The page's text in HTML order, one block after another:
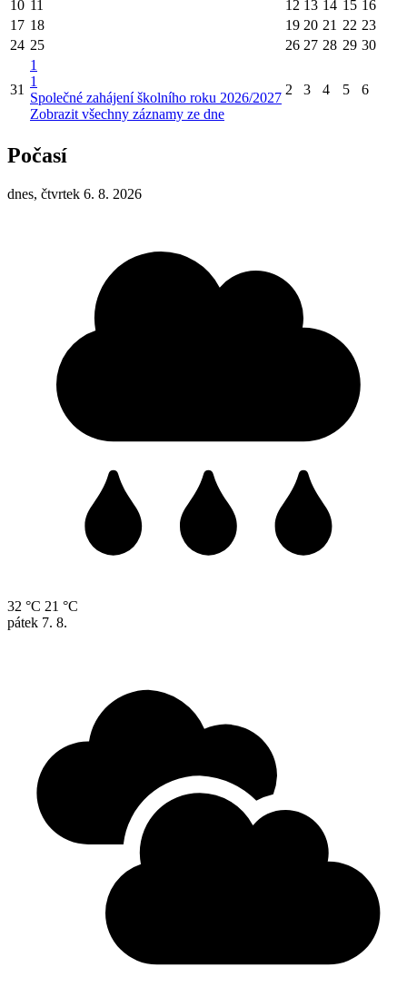
10 11 12 13 14 15 16
17 18 19 20 21 22 23
24 25 26 27 28 29 30
31
1
1
Společné zahájení školního roku 2026/2027
Zobrazit všechny záznamy ze dne
2 3 4 5 6
Počasí
dnes, čtvrtek 6. 8. 2026
32 °C 21 °C
pátek 7. 8.